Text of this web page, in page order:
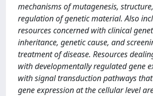
mechanisms of mutagenesis,
regulation of genetic material. Also
resources concerned with clinical
inheritance, genetic cause, and
treatment of disease. Resources
with developmentally regulated gene
with signal transduction pathways
gene expression at the cellular level